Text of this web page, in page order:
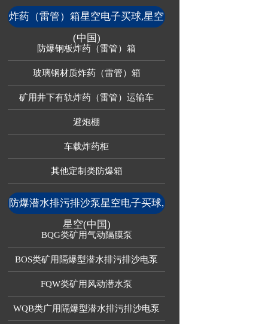
炸药（雷管）箱星空电子买球,星空
(中国)
防爆钢板炸药（雷管）箱
玻璃钢材质炸药（雷管）箱
矿用井下有轨炸药（雷管）运输车
避炮棚
车载炸药柜
其他定制类防爆箱
防爆潜水排污排沙泵星空电子买球,
星空(中国)
BQG类矿用气动隔膜泵
BOS类矿用隔爆型潜水排污排沙电泵
FQW类矿用风动潜水泵
WQB类广用隔爆型潜水排污排沙电泵